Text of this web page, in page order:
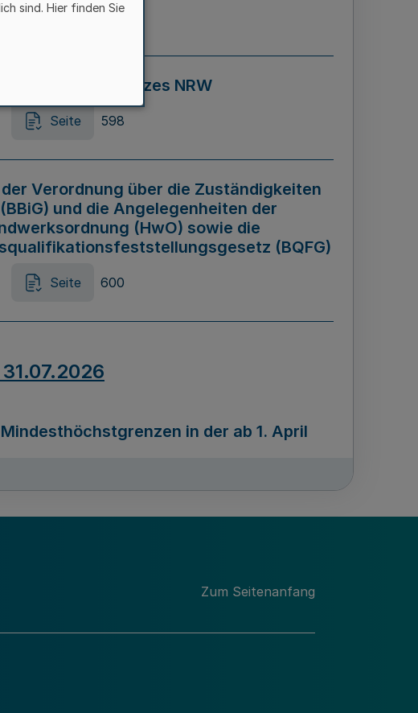
Seite 595
Gesetzes NRW
Seite 598
Verordnung über die Zuständigkeiten
und die Angelegenheiten der
(HwO) sowie die
(BQFG)
Seite 600
in der ab 1. April
„Mittelstand Innovativ &
Zum Seitenanfang
sind. Hier finden Sie